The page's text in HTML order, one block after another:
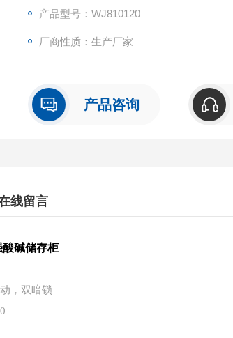
等）。
产品型号：WJ810120
厂商性质：生产厂家
产品咨询
线留言
酸碱储存柜
，双暗锁